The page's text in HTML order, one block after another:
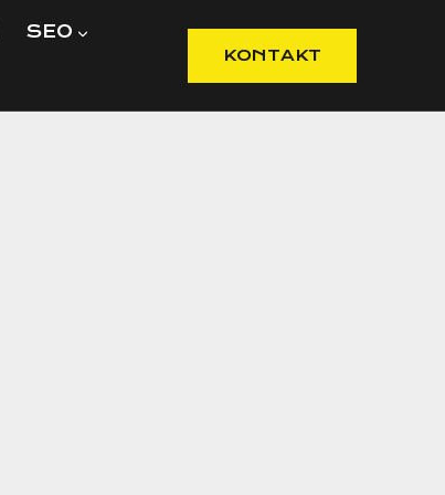
SEO
KONTAKT